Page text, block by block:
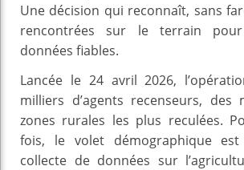
Une décision qui reconnaît, sans
rencontrées sur le terrain
données fiables.
Lancée le 24 avril 2026,
milliers d’agents recenseurs, des
zones rurales les plus reculées.
fois, le volet démographique
collecte de données sur